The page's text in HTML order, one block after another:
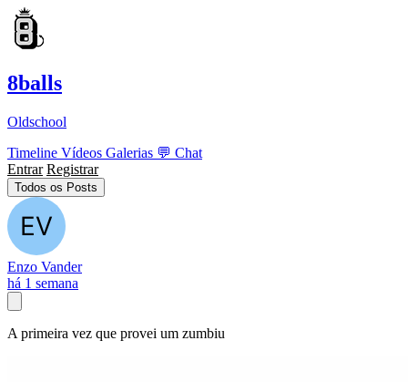
8balls
Oldschool
Timeline Vídeos Galerias 💬 Chat
Entrar Registrar
Todos os Posts
Enzo Vander
há 1 semana
A primeira vez que provei um zumbiu